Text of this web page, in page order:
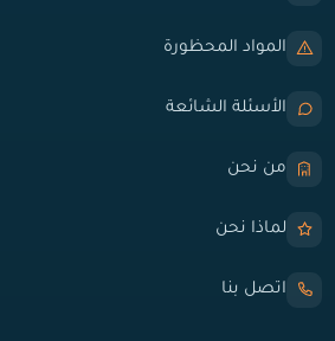
المواد المحظورة
الأسئلة الشائعة
من نحن
لماذا نحن
اتصل بنا